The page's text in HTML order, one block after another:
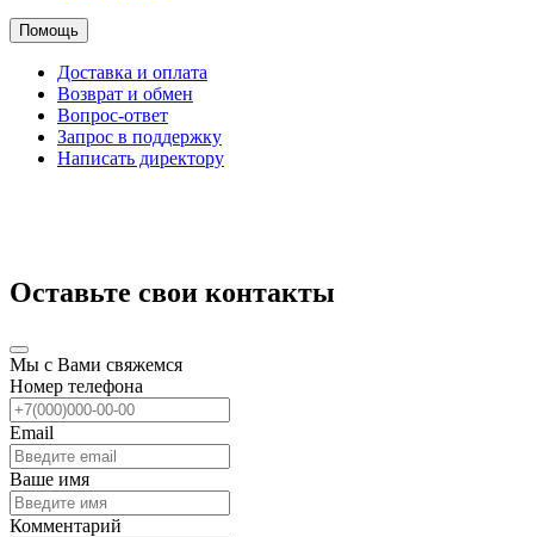
Помощь
Доставка и оплата
Возврат и обмен
Вопрос-ответ
Запрос в поддержку
Написать директору
Оставьте свои контакты
Мы с Вами свяжемся
Номер телефона
Email
Ваше имя
Комментарий